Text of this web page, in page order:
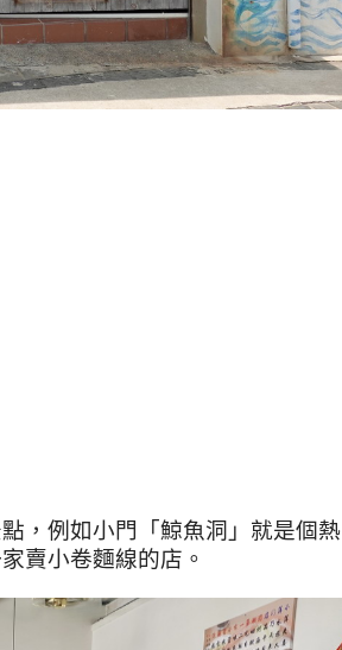
，例如小門「鯨魚洞」就是個熱
賣小卷麵線的店。